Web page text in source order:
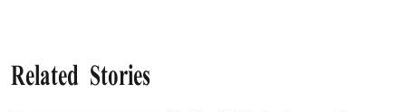
Related Stories